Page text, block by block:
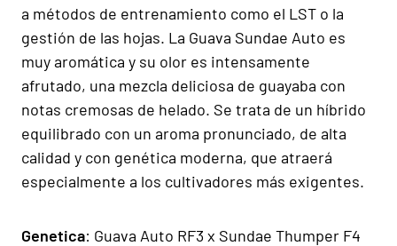
a métodos de entrenamiento como el LST o la
gestión de las hojas. La Guava Sundae Auto es
muy aromática y su olor es intensamente
afrutado, una mezcla deliciosa de guayaba con
notas cremosas de helado. Se trata de un híbrido
equilibrado con un aroma pronunciado, de alta
calidad y con genética moderna, que atraerá
especialmente a los cultivadores más exigentes.
Genetica: Guava Auto RF3 x Sundae Thumper F4